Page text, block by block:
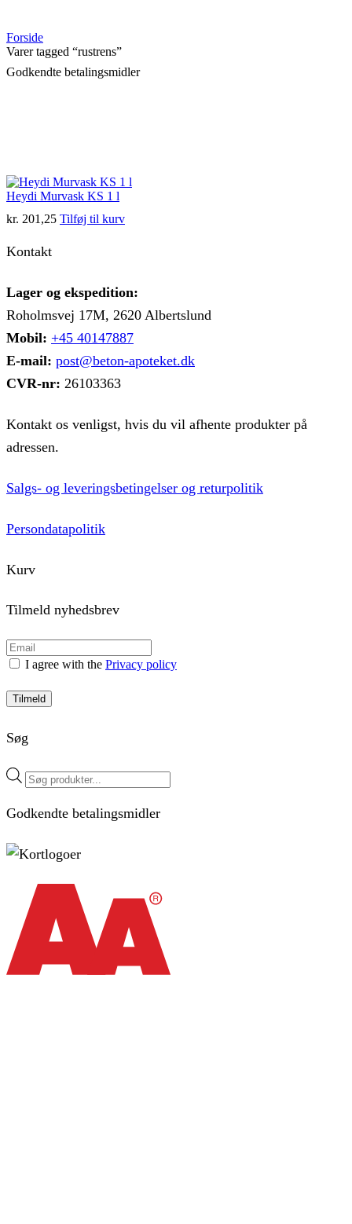
Forside
Varer tagged “rustrens”
Godkendte betalingsmidler
Heydi Murvask KS 1 l
kr. 201,25 Tilføj til kurv
Kontakt
Lager og ekspedition:
Roholmsvej 17M, 2620 Albertslund
Mobil: +45 40147887
E-mail: post@beton-apoteket.dk
CVR-nr: 26103363
Kontakt os venligst, hvis du vil afhente produkter på
adressen.
Salgs- og leveringsbetingelser og returpolitik
Persondatapolitik
Kurv
Tilmeld nyhedsbrev
I agree with the Privacy policy
Tilmeld
Søg
Products
search
Godkendte betalingsmidler